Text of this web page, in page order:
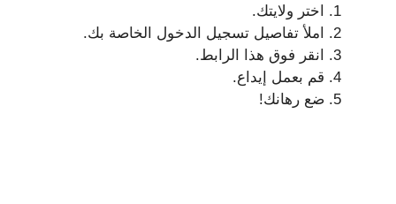
اختر ولايتك.
املأ تفاصيل تسجيل الدخول الخاصة بك.
انقر فوق هذا الرابط.
قم بعمل إيداع.
ضع رهانك!